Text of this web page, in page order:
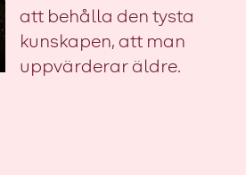
att behålla den tysta
kunskapen, att man
uppvärderar äldre.